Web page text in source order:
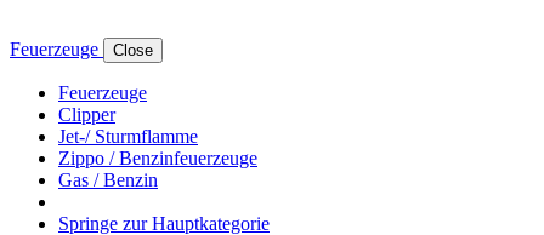
Feuerzeuge Close
Feuerzeuge
Clipper
Jet-/ Sturmflamme
Zippo / Benzinfeuerzeuge
Gas / Benzin
Springe zur Hauptkategorie